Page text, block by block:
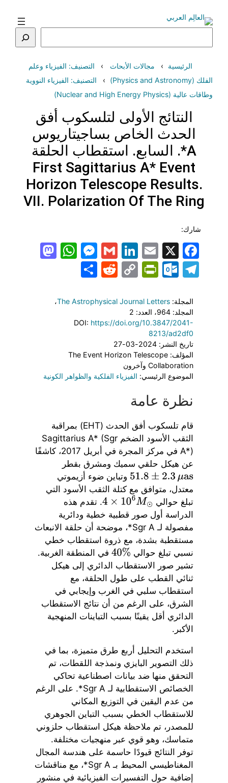
المحتوى
الرئيسية مجالات الأبحاث
التصنيف: الفيزياء وعلم
الفلك (Physics and Astronomy)
التصنيف: الفيزياء النووية
وطاقات عالية (Nuclear and High Energy Physics)
النتائج الأولى لتلسكوب أفق
الحدث الخاص بساجيتاريوس
A*. السابع. استقطاب الحلقة
First Sagittarius A* Event
Horizon Telescope Results.
VII. Polarization Of The Ring
شارك:
Facebook
X
Email
LinkedIn
Gmail
Telegram
Outlook.com
PrintFriendly
Copy
Reddit
Share
المجلة: The Astrophysical Journal Letters،
المجلد: 964
، العدد: 2
DOI: https://doi.org/10.3847/2041-
8213/ad2df0
تاريخ النشر: 2024-03-27
المؤلف: The Event Horizon Telescope
Collaboration وآخرون
الموضوع الرئيسي: الفيزياء الفلكية والظواهر الكونية
نظرة عامة
قام تلسكوب أفق الحدث (EHT) بمراقبة
الثقب الأسود الضخم Sagittarius A* (Sgr
A*) في مركز المجرة في أبريل 2017، كاشفًا
عن هيكل حلقي سميك ومشرق بقطر
51.8±2.3μas
وتباين ضوء أزيموتي
معتدل، متوافق مع كتلة الثقب الأسود التي
تبلغ حوالي
4 ×106M⊙
. تقدم هذه
الدراسة أول صور قطبية خطية ودائرية
مفصولة لـ Sgr A*، موضحة أن حلقة الانبعاث
مستقطبة بشدة، مع ذروة استقطاب خطي
نسبي تبلغ حوالي
40%
في المنطقة الغربية.
تشير صور الاستقطاب الدائري إلى هيكل
ثنائي القطب على طول الحلقة، مع
استقطاب سلبي في الغرب وإيجابي في
الشرق، على الرغم من أن نتائج الاستقطاب
الدائري أقل يقينًا بسبب التباينات المنهجية
الأكبر.
استخدم التحليل أربع طرق متميزة، بما في
ذلك التصوير البايزي ونمذجة اللقطات، تم
التحقق منها ضد بيانات اصطناعية تحاكي
الخصائص الاستقطابية لـ Sgr A*. على الرغم
من عدم اليقين في التوزيع المكاني
للاستقطاب الخطي بسبب التباين الجوهري
للمصدر، تم ملاحظة هيكل استقطاب حلزوني
متماسك، وهو قوي عبر منهجيات مختلفة.
توفر النتائج قيودًا حاسمة على هندسة المجال
المغناطيسي المحيط بـ Sgr A*، مع مناقشات
إضافية حول التفسيرات الفيزيائية في منشور